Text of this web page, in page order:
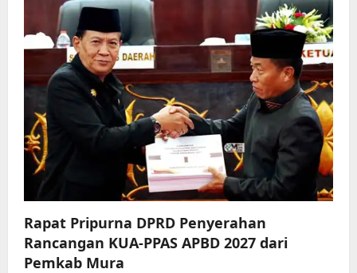
a
t
o
n
Rapat Pripurna DPRD Penyerahan
Rancangan KUA-PPAS APBD 2027 dari
Pemkab Mura